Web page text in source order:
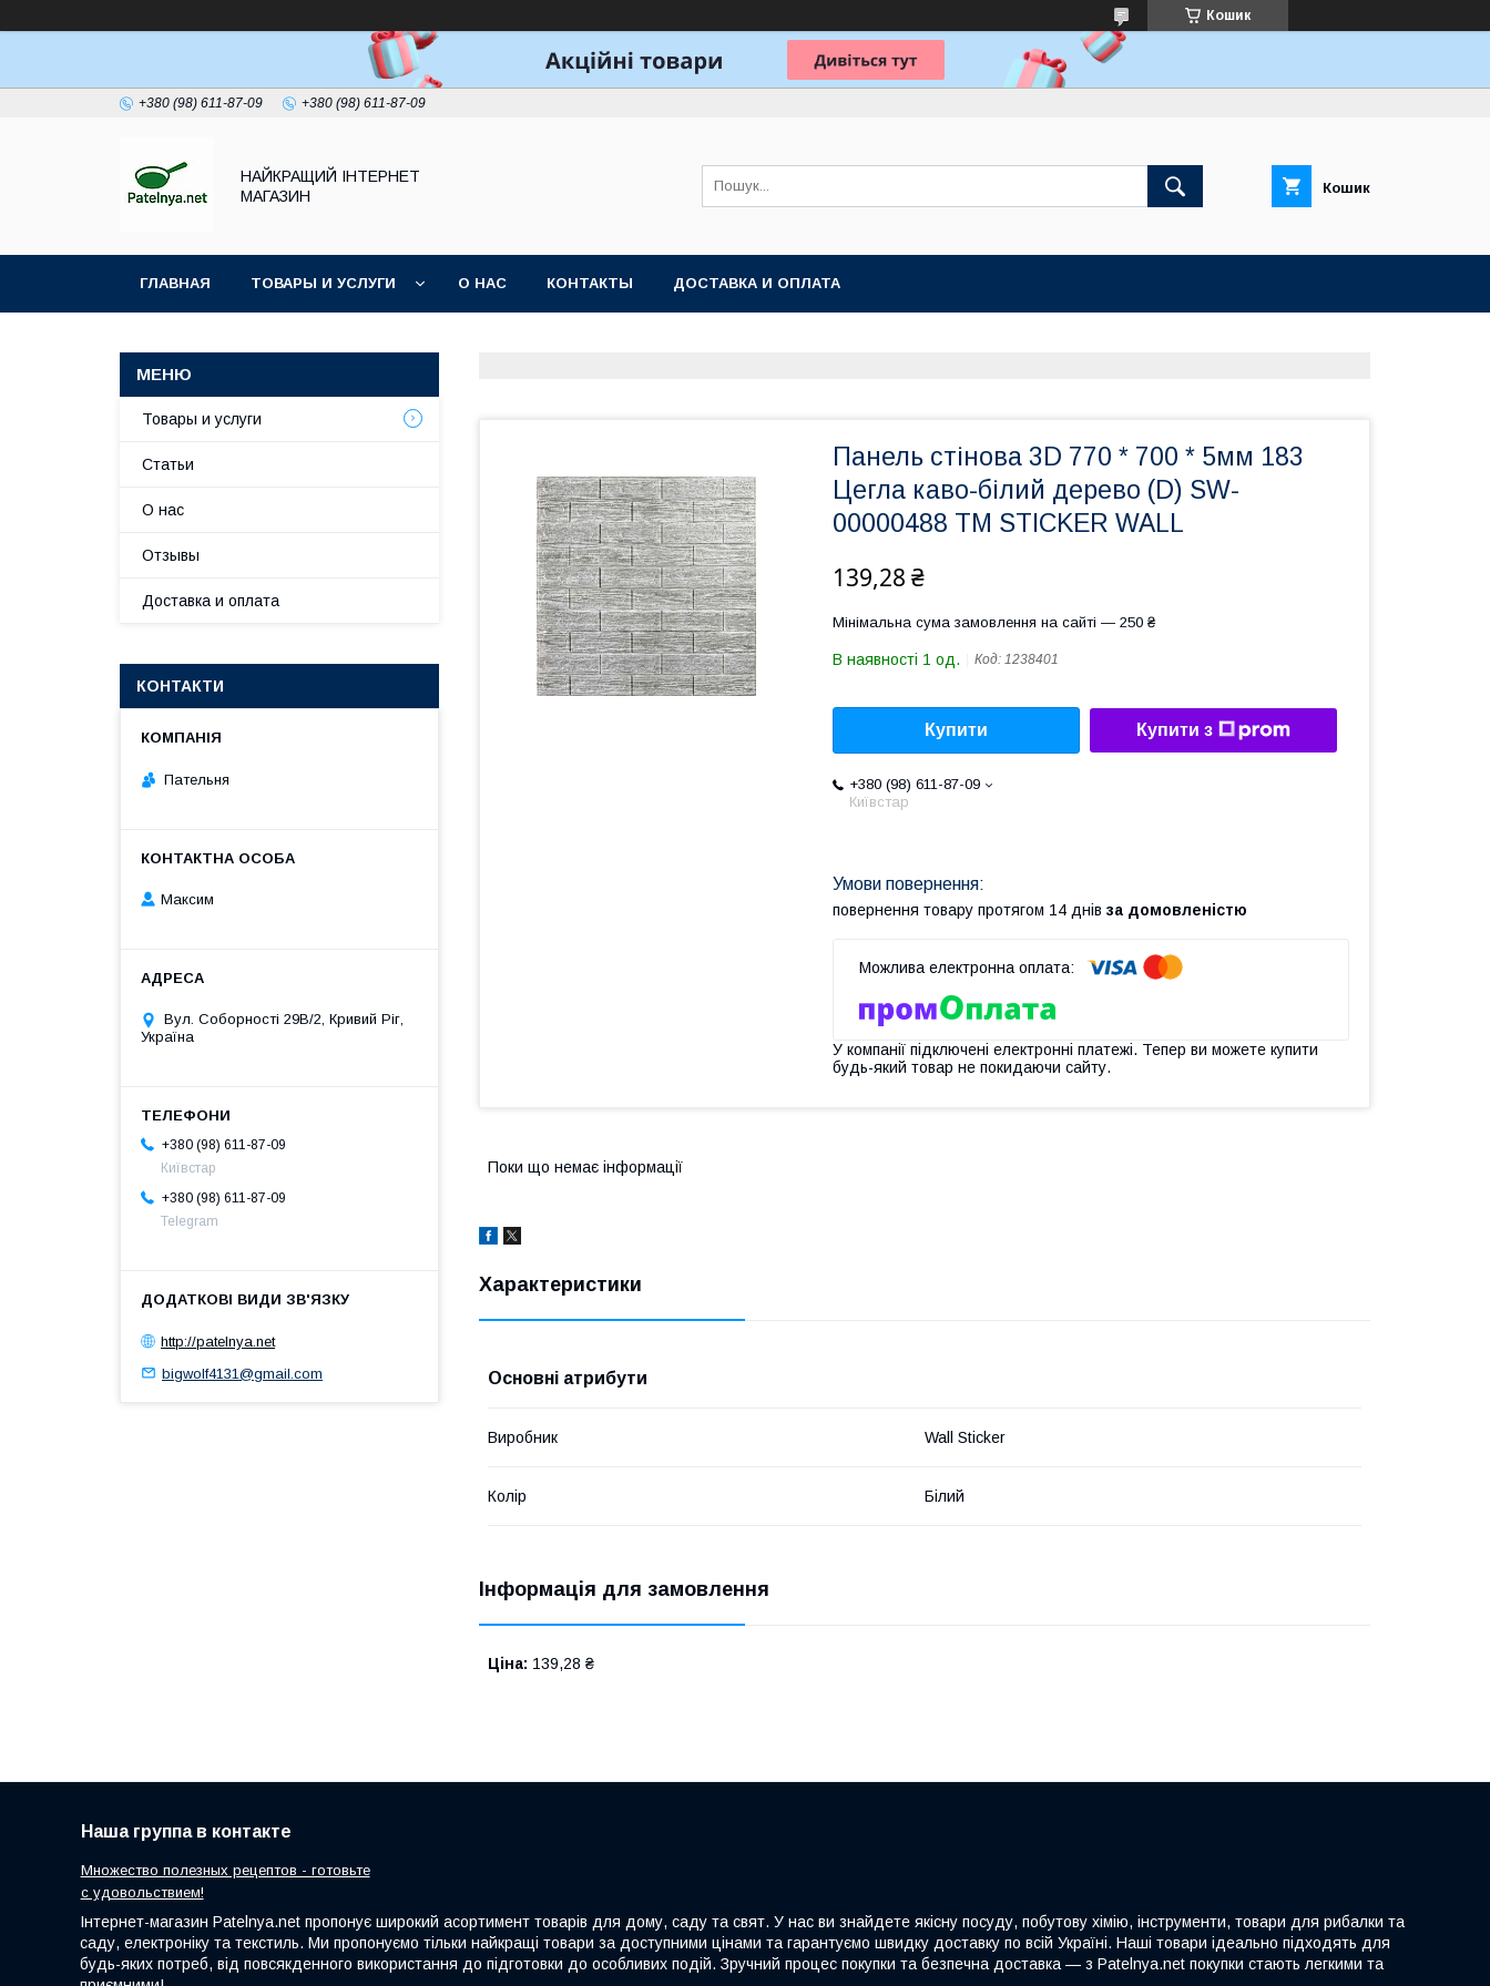
Кошик
+380 (98) 611-87-09 +380 (98) 611-87-09
НАЙКРАЩИЙ ІНТЕРНЕТ
МАГАЗИН
Кошик
ГЛАВНАЯ ТОВАРЫ И УСЛУГИ О НАС КОНТАКТЫ ДОСТАВКА И ОПЛАТА
Панель стінова 3D 770 * 700 * 5мм 183
Цегла каво-білий дерево (D) SW-
00000488 ТМ STICKER WALL
139,28 ₴
Мінімальна сума замовлення на сайті — 250 ₴
В наявності 1 од. Код: 1238401
Купити Купити з
+380 (98) 611-87-09
Київстар
повернення товару протягом 14 днів за домовленістю
У компанії підключені електронні платежі. Тепер ви можете купити
будь-який товар не покидаючи сайту.
Поки що немає інформації
Характеристики
Основні атрибути
Виробник Wall Sticker
Колір Білий
Інформація для замовлення
Ціна: 139,28 ₴
Товары и услуги
Статьи
О нас
Отзывы
Доставка и оплата
КОНТАКТИ
Пательня
Максим
Вул. Соборності 29В/2, Кривий Ріг,
Україна
+380 (98) 611-87-09
Київстар
+380 (98) 611-87-09
Telegram
http://patelnya.net
bigwolf4131@gmail.com
Наша группа в контакте
Множество полезных рецептов - готовьте
с удовольствием!
Інтернет-магазин Patelnya.net пропонує широкий асортимент товарів для дому, саду та свят. У нас ви знайдете якісну посуду, побутову хімію, інструменти, товари для рибалки та
саду, електроніку та текстиль. Ми пропонуємо тільки найкращі товари за доступними цінами та гарантуємо швидку доставку по всій Україні. Наші товари ідеально підходять для
будь-яких потреб, від повсякденного використання до підготовки до особливих подій. Зручний процес покупки та безпечна доставка — з Patelnya.net покупки стають легкими та